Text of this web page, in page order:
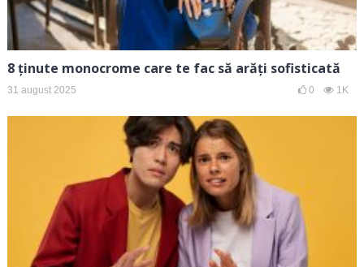
8 ținute monocrome care te fac să arăți sofisticată
31 august 2025 0 1K